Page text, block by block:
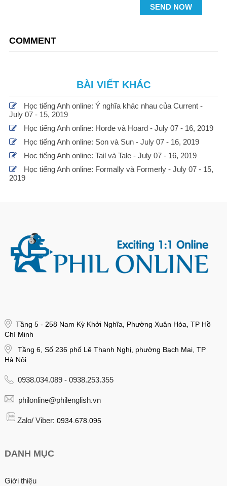
SEND NOW
COMMENT
BÀI VIẾT KHÁC
Học tiếng Anh online: Ý nghĩa khác nhau của Current -
July 07 - 15, 2019
Học tiếng Anh online: Horde và Hoard - July 07 - 16, 2019
Học tiếng Anh online: Son và Sun - July 07 - 16, 2019
Học tiếng Anh online: Tail và Tale - July 07 - 16, 2019
Học tiếng Anh online: Formally và Formerly - July 07 - 15,
2019
Tầng 5 - 258 Nam Kỳ Khởi Nghĩa, Phường Xuân Hòa, TP Hồ
Chí Minh
Tầng 6, Số 236 phố Lê Thanh Nghị, phường Bạch Mai, TP
Hà Nội
0938.034.089 - 0938.253.355
philonline@philenglish.vn
Zalo/ Viber: 0934.678.095
DANH MỤC
Giới thiệu